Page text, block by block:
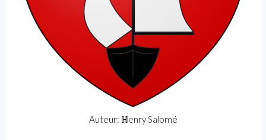
Auteur: ℍenry Salomé